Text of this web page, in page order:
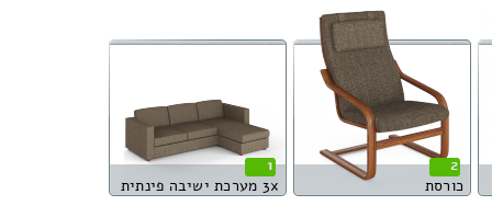
2
כורסת
1
3x מערכת ישיבה פינתית